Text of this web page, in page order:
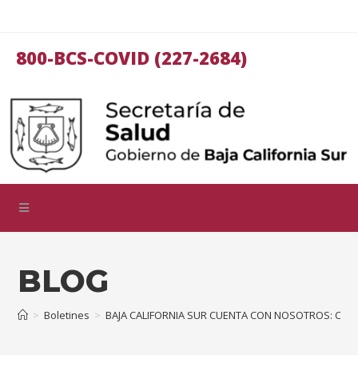
800-BCS-COVID (227-2684)
BLOG
> Boletines > BAJA CALIFORNIA SUR CUENTA CON NOSOTROS: CMD